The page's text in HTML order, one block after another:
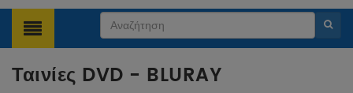
Ταινίες DVD - BLURAY